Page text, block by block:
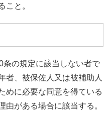
こと。
条の規定に該当しない者で
者、被保佐人又は被補助人
めに必要な同意を得ている
由がある場合に該当する。